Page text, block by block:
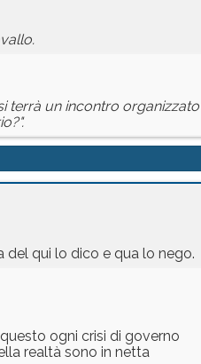
terrà un incontro organizzato
del qui lo dico e qua lo nego.
ogni crisi di governo
realtà sono in netta